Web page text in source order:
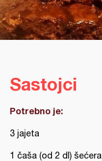
Sastojci
Potrebno je:
3 jajeta
1 čaša (od 2 dl) šećera